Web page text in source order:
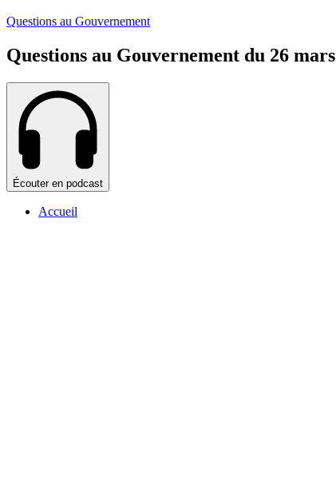
Questions au Gouvernement
Questions au Gouvernement du 26 mars
Écouter en podcast
Accueil